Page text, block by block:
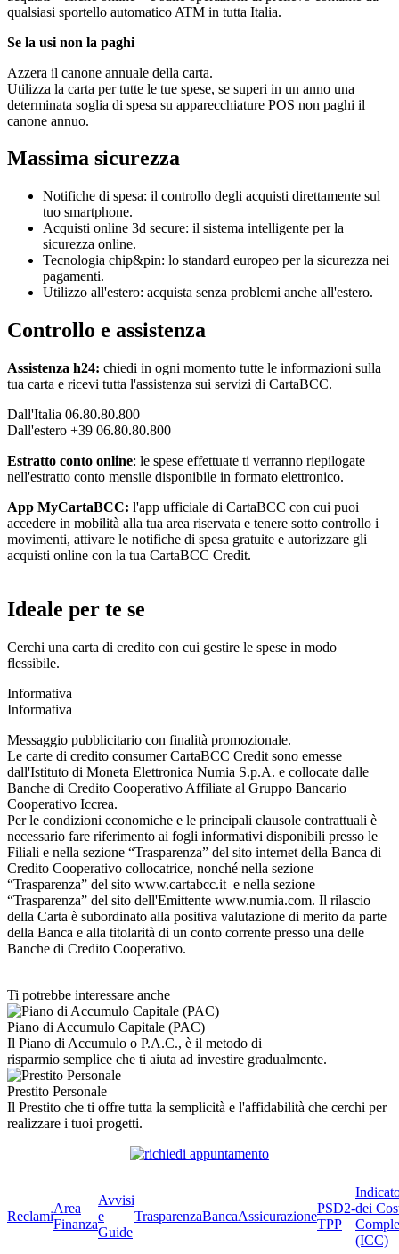
qualsiasi sportello automatico ATM in tutta Italia.
Se la usi non la paghi
Azzera il canone annuale della carta.
Utilizza la carta per tutte le tue spese, se superi in un anno una
determinata soglia di spesa su apparecchiature POS non paghi il
canone annuo.
Massima sicurezza
Notifiche di spesa: il controllo degli acquisti direttamente sul
tuo smartphone.
Acquisti online 3d secure: il sistema intelligente per la
sicurezza online.
Tecnologia chip&pin: lo standard europeo per la sicurezza nei
pagamenti.
Utilizzo all'estero: acquista senza problemi anche all'estero.
Controllo e assistenza
Assistenza h24: chiedi in ogni momento tutte le informazioni sulla
tua carta e ricevi tutta l'assistenza sui servizi di CartaBCC.
Dall'Italia 06.80.80.800
Dall'estero +39 06.80.80.800
Estratto conto online: le spese effettuate ti verranno riepilogate
nell'estratto conto mensile disponibile in formato elettronico.
App MyCartaBCC: l'app ufficiale di CartaBCC con cui puoi
accedere in mobilità alla tua area riservata e tenere sotto controllo i
movimenti, attivare le notifiche di spesa gratuite e autorizzare gli
acquisti online con la tua CartaBCC Credit.
Ideale per te se
Cerchi una carta di credito con cui gestire le spese in modo
flessibile.
Informativa
Informativa
Messaggio pubblicitario con finalità promozionale.
Le carte di credito consumer CartaBCC Credit sono emesse
dall'Istituto di Moneta Elettronica Numia S.p.A. e collocate dalle
Banche di Credito Cooperativo Affiliate al Gruppo Bancario
Cooperativo Iccrea.
Per le condizioni economiche e le principali clausole contrattuali è
necessario fare riferimento ai fogli informativi disponibili presso le
Filiali e nella sezione “Trasparenza” del sito internet della Banca di
Credito Cooperativo collocatrice, nonché nella sezione
“Trasparenza” del sito www.cartabcc.it e nella sezione
“Trasparenza” del sito dell'Emittente www.numia.com. Il rilascio
della Carta è subordinato alla positiva valutazione di merito da parte
della Banca e alla titolarità di un conto corrente presso una delle
Banche di Credito Cooperativo.
Ti potrebbe interessare anche
Piano di Accumulo Capitale (PAC)
Il Piano di Accumulo o P.A.C., è il metodo di
risparmio semplice che ti aiuta ad investire gradualmente.
Prestito Personale
Il Prestito che ti offre tutta la semplicità e l'affidabilità che cerchi per
realizzare i tuoi progetti.
Reclami
Area
Finanza
Avvisi
e
Guide
TrasparenzaBancaAssicurazione
PSD2-
TPP
dei
(ICC)